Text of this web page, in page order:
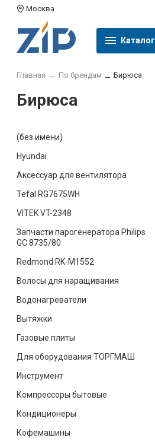
Москва
Каталог
Главная → По брендам → Бирюса
Бирюса
(без имени)
Hyundai
Аксессуар для вентилятора
Tefal RG7675WH
VITEK VT-2348
Запчасти парогенератора Philips
GC 8735/80
Redmond RK-M1552
Волосы для наращивания
Водонагреватели
Вытяжки
Газовые плиты
Для оборудования ТОРГМАШ
Инструмент
Компрессоры бытовые
Кондиционеры
Кофемашины